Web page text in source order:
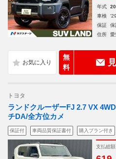
年式
車検
保証
保
住所
愛
無
料
トヨタ
ランドクルーザーFJ 2.7 VX
チDA/全方位カメ
保証付 車両品質保証書付 購入プラン付き
支払総額